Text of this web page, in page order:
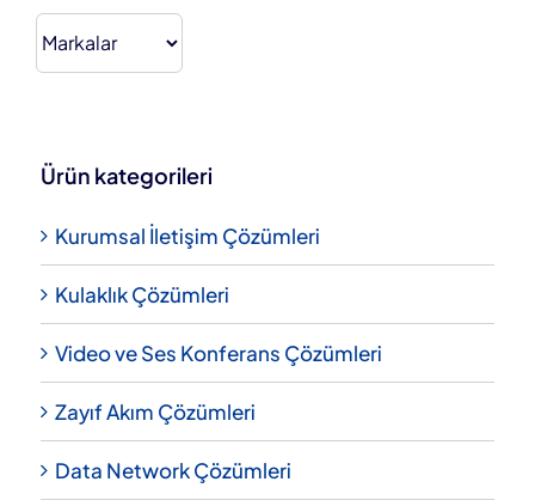
Ürün kategorileri
Kurumsal İletişim Çözümleri
Kulaklık Çözümleri
Video ve Ses Konferans Çözümleri
Zayıf Akım Çözümleri
Data Network Çözümleri